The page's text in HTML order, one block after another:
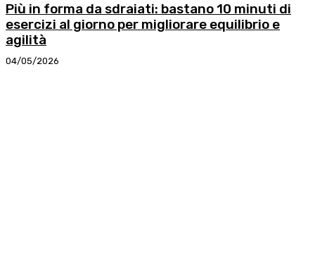
Più in forma da sdraiati: bastano 10 minuti di
esercizi al giorno per migliorare equilibrio e
agilità
04/05/2026